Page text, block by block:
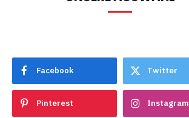
Facebook Twitter
Pinterest Instagram